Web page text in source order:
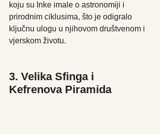
koju su Inke imale o astronomiji i
prirodnim ciklusima, što je odigralo
ključnu ulogu u njihovom društvenom i
vjerskom životu.
3. Velika Sfinga i
Kefrenova Piramida